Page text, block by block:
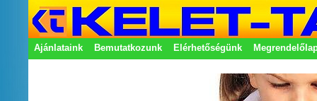
Ajánlataink Bemutatkozunk Elérhetőségünk